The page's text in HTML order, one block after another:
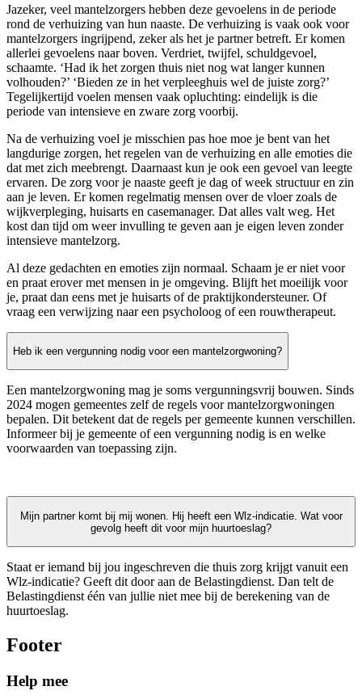
Jazeker, veel mantelzorgers hebben deze gevoelens in de periode
rond de verhuizing van hun naaste. De verhuizing is vaak ook voor
mantelzorgers ingrijpend, zeker als het je partner betreft. Er komen
allerlei gevoelens naar boven. Verdriet, twijfel, schuldgevoel,
schaamte. ‘Had ik het zorgen thuis niet nog wat langer kunnen
volhouden?’ ‘Bieden ze in het verpleeghuis wel de juiste zorg?’
Tegelijkertijd voelen mensen vaak opluchting: eindelijk is die
periode van intensieve en zware zorg voorbij.
Na de verhuizing voel je misschien pas hoe moe je bent van het
langdurige zorgen, het regelen van de verhuizing en alle emoties die
dat met zich meebrengt. Daarnaast kun je ook een gevoel van leegte
ervaren. De zorg voor je naaste geeft je dag of week structuur en zin
aan je leven. Er komen regelmatig mensen over de vloer zoals de
wijkverpleging, huisarts en casemanager. Dat alles valt weg. Het
kost dan tijd om weer invulling te geven aan je eigen leven zonder
intensieve mantelzorg.
Al deze gedachten en emoties zijn normaal. Schaam je er niet voor
en praat erover met mensen in je omgeving. Blijft het moeilijk voor
je, praat dan eens met je huisarts of de praktijkondersteuner. Of
vraag een verwijzing naar een psycholoog of een rouwtherapeut.
Heb ik een vergunning nodig voor een mantelzorgwoning?
Een mantelzorgwoning mag je soms vergunningsvrij bouwen. Sinds
2024 mogen gemeentes zelf de regels voor mantelzorgwoningen
bepalen. Dit betekent dat de regels per gemeente kunnen verschillen.
Informeer bij je gemeente of een vergunning nodig is en welke
voorwaarden van toepassing zijn.
Mijn partner komt bij mij wonen. Hij heeft een Wlz-indicatie. Wat voor
gevolg heeft dit voor mijn huurtoeslag?
Staat er iemand bij jou ingeschreven die thuis zorg krijgt vanuit een
Wlz-indicatie? Geeft dit door aan de Belastingdienst. Dan telt de
Belastingdienst één van jullie niet mee bij de berekening van de
huurtoeslag.
Footer
Help mee